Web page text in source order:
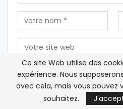
Enregistrez mon nom, mon
dans ce navigateur pour la
commenterai.
Ce site Web utilise des
expérience. Nous
avec cela, mais vous pouvez
souhaitez.